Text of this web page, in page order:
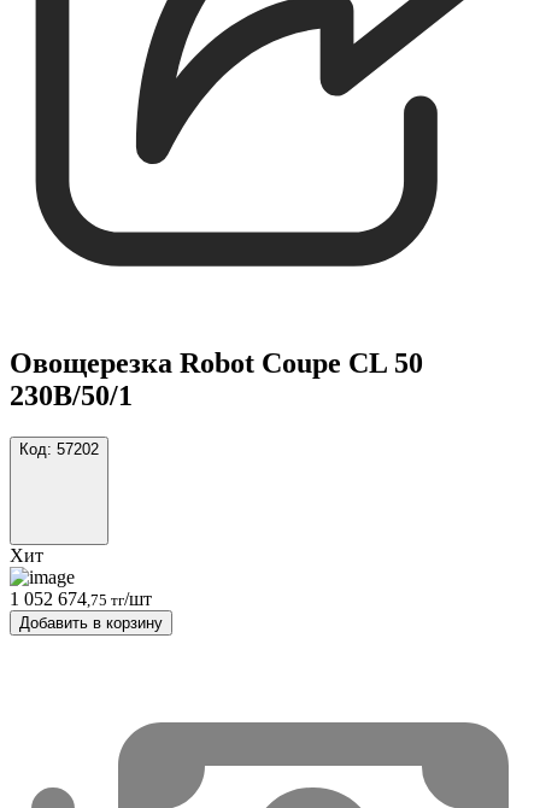
Овощерезка Robot Coupe CL 50
230B/50/1
Код: 57202
Хит
1 052 674 ,75 тг/шт
Добавить в корзину